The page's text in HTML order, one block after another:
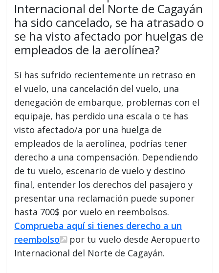
Internacional del Norte de Cagayán
ha sido cancelado, se ha atrasado o
se ha visto afectado por huelgas de
empleados de la aerolínea?
Si has sufrido recientemente un retraso en
el vuelo, una cancelación del vuelo, una
denegación de embarque, problemas con el
equipaje, has perdido una escala o te has
visto afectado/a por una huelga de
empleados de la aerolínea, podrías tener
derecho a una compensación. Dependiendo
de tu vuelo, escenario de vuelo y destino
final, entender los derechos del pasajero y
presentar una reclamación puede suponer
hasta 700$ por vuelo en reembolsos.
Comprueba aquí si tienes derecho a un
reembolso
por tu vuelo desde Aeropuerto
Internacional del Norte de Cagayán.